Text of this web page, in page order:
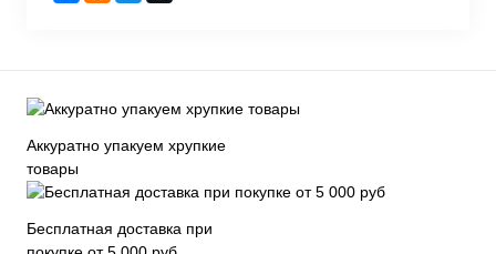
Аккуратно упакуем хрупкие
товары
Бесплатная доставка при